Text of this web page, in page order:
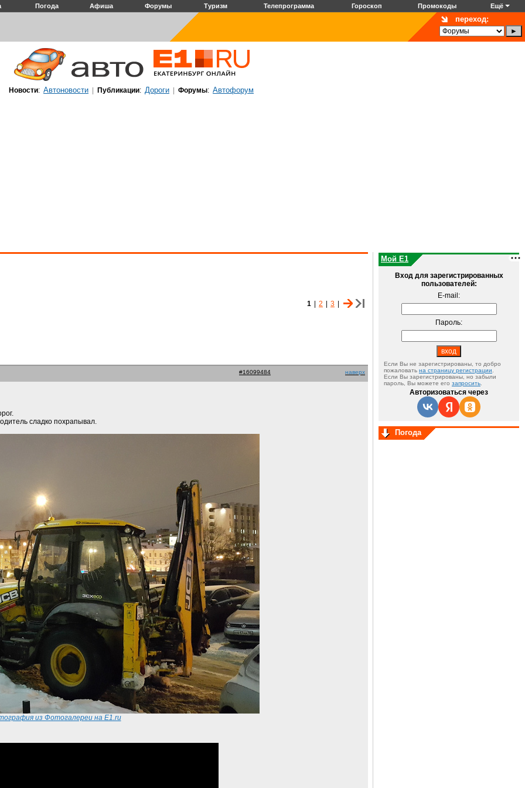
Погода Афиша Форумы Туризм Телепрограмма Гороскоп Промокоды Ещё
переход:
Новости: Автоновости Публикации: Дороги Форумы: Автофорум
1 2 3
#16099484 наверх
сладко похрапывал.
из Фотогалереи на E1.ru
Мой E1
Вход для зарегистрированных
пользователей:
E-mail:
Пароль:
Если Вы не зарегистрированы, то добро
пожаловать на страницу регистрации
Если Вы зарегистрированы, но забыли
пароль, Вы можете его запросить
Авторизоваться через
Погода